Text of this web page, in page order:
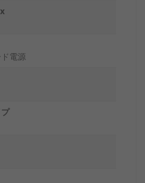
電源